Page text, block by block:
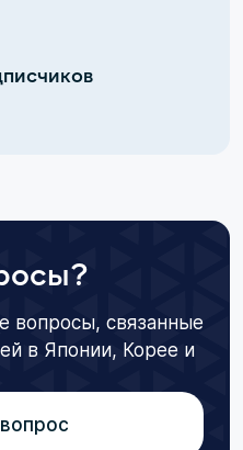
вопросы, связанные
в Японии, Корее и